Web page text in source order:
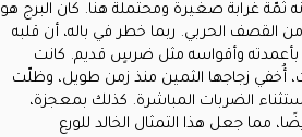
ثمّة غرابة صغيرة ومحتملة هنا. كان البرج هو
القصف الحربي. ربما خطر في باله، أن قلبه
بأعمدته وأقواسه مثل ضرسٍ قديم. كانت
أُخفي زجاجها الثمين منذ زمن طويل، وظلّت
الضربات المباشرة. كذلك بمعجزة،
مما جعل هذا التمثال الخالد للورع